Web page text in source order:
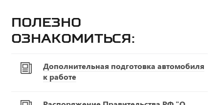
Полезно
ознакомиться:
Дополнительная подготовка автомобиля
к работе